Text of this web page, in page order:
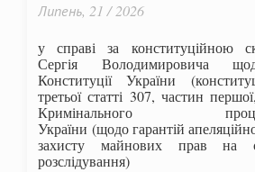
Липень, 21 / 2026
у справі за конституційною
Сергія Володимировича
Конституції України
третьої статті 307, частин
Кримінального
України (щодо гарантій
захисту майнових прав на
розслідування)